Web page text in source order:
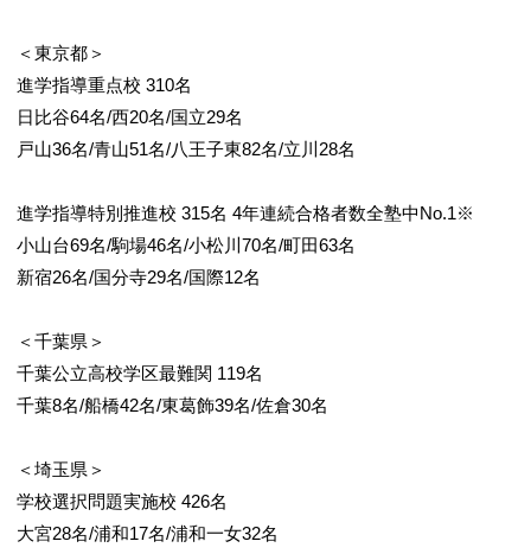
＜東京都＞
進学指導重点校 310名
日比谷64名/西20名/国立29名
戸山36名/青山51名/八王子東82名/立川28名
進学指導特別推進校 315名 4年連続合格者数全塾中No.1※
小山台69名/駒場46名/小松川70名/町田63名
新宿26名/国分寺29名/国際12名
＜千葉県＞
千葉公立高校学区最難関 119名
千葉8名/船橋42名/東葛飾39名/佐倉30名
＜埼玉県＞
学校選択問題実施校 426名
大宮28名/浦和17名/浦和一女32名